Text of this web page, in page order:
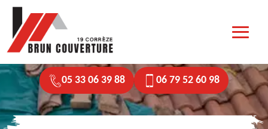
05 33 06 39 88 06 79 52 60 98